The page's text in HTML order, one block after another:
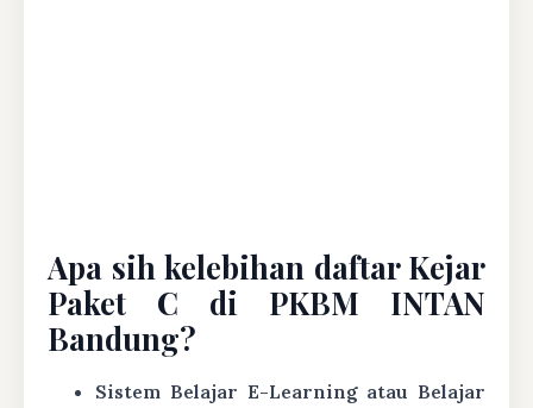
Apa sih kelebihan daftar Kejar
Paket C di PKBM INTAN
Bandung?
Sistem Belajar E-Learning atau Belajar